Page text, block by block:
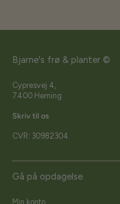
Bjarne's frø & planter ©
Cypresvej 4,
7400 Herning
Skriv til os
CVR: 30982304
Gå på opdagelse
Min konto